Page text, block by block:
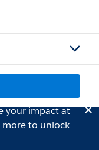
your impact at
to unlock